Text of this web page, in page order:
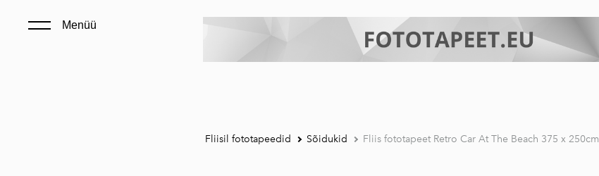
Menüü
Fliisil fototapeedid Sõidukid Fliis fototapeet Retro Car At The Beach 375 x 250cm